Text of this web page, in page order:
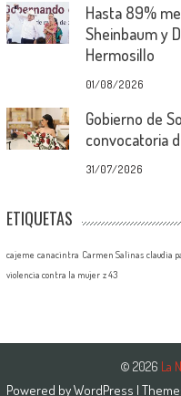
Hasta 89%
Sheinbaum y
Hermosillo
01/08/2026
Gobierno de
convocatoria
31/07/2026
ETIQUETAS
cajeme canacintra Carmen Salinas claudia
violencia contra la mujer z 43
© 2026 La
Powered byWordPress | Theme: